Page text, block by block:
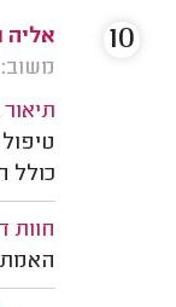
אליה
משוב: 02/08/2026
כולל
חוות
האמת
10